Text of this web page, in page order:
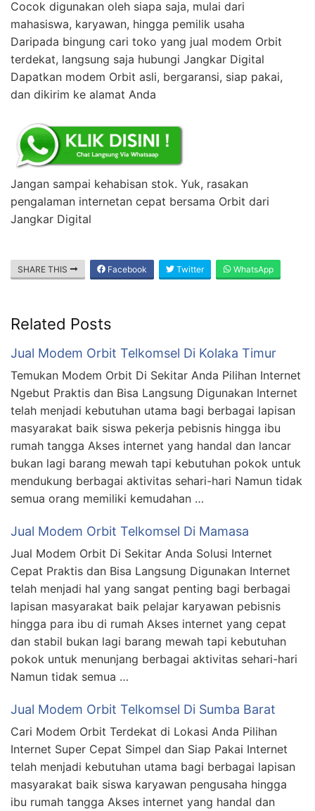
Cocok digunakan oleh siapa saja, mulai dari
mahasiswa, karyawan, hingga pemilik usaha
Daripada bingung cari toko yang jual modem Orbit
terdekat, langsung saja hubungi Jangkar Digital
Dapatkan modem Orbit asli, bergaransi, siap pakai,
dan dikirim ke alamat Anda
Jangan sampai kehabisan stok. Yuk, rasakan
pengalaman internetan cepat bersama Orbit dari
Jangkar Digital
SHARE THIS Facebook Twitter WhatsApp
Related Posts
Jual Modem Orbit Telkomsel Di Kolaka Timur
Temukan Modem Orbit Di Sekitar Anda Pilihan Internet
Ngebut Praktis dan Bisa Langsung Digunakan Internet
telah menjadi kebutuhan utama bagi berbagai lapisan
masyarakat baik siswa pekerja pebisnis hingga ibu
rumah tangga Akses internet yang handal dan lancar
bukan lagi barang mewah tapi kebutuhan pokok untuk
mendukung berbagai aktivitas sehari-hari Namun tidak
semua orang memiliki kemudahan …
Jual Modem Orbit Telkomsel Di Mamasa
Jual Modem Orbit Di Sekitar Anda Solusi Internet
Cepat Praktis dan Bisa Langsung Digunakan Internet
telah menjadi hal yang sangat penting bagi berbagai
lapisan masyarakat baik pelajar karyawan pebisnis
hingga para ibu di rumah Akses internet yang cepat
dan stabil bukan lagi barang mewah tapi kebutuhan
pokok untuk menunjang berbagai aktivitas sehari-hari
Namun tidak semua …
Jual Modem Orbit Telkomsel Di Sumba Barat
Cari Modem Orbit Terdekat di Lokasi Anda Pilihan
Internet Super Cepat Simpel dan Siap Pakai Internet
telah menjadi kebutuhan utama bagi berbagai lapisan
masyarakat baik siswa karyawan pengusaha hingga
ibu rumah tangga Akses internet yang handal dan